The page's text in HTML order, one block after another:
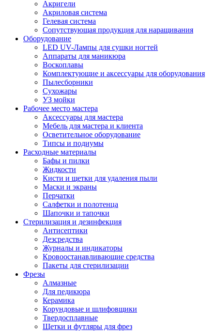
Акригели
Акриловая система
Гелевая система
Сопутствующая продукция для наращивания
Оборудование
LED UV-Лампы для сушки ногтей
Аппараты для маникюра
Воскоплавы
Комплектующие и аксессуары для оборудования
Пылесборники
Сухожары
УЗ мойки
Рабочее место мастера
Аксессуары для мастера
Мебель для мастера и клиента
Осветительное оборудование
Типсы и подиумы
Расходные материалы
Бафы и пилки
Жидкости
Кисти и щетки для удаления пыли
Маски и экраны
Перчатки
Салфетки и полотенца
Шапочки и тапочки
Стерилизация и дезинфекция
Антисептики
Дезсредства
Журналы и индикаторы
Кровоостанавливающие средства
Пакеты для стерилизации
Фрезы
Алмазные
Для педикюра
Керамика
Корундовые и шлифовщики
Твердосплавные
Щетки и футляры для фрез